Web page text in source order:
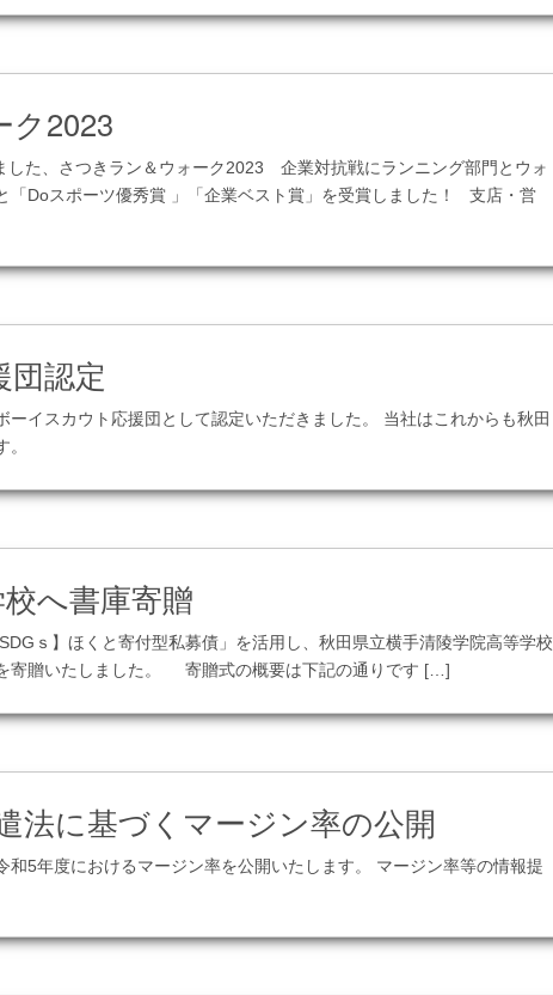
ク2023
した、さつきラン＆ウォーク2023 企業対抗戦にランニング部門とウォ
「Doスポーツ優秀賞 」「企業ベスト賞」を受賞しました！ 支店・営
認定
ーイスカウト応援団として認定いただきました。 当社はこれからも秋田
。
へ書庫寄贈
ｓ】ほくと寄付型私募債」を活用し、秋田県立横手清陵学院高等学校
寄贈いたしました。 寄贈式の概要は下記の通りです […]
法に基づくマージン率の公開
和5年度におけるマージン率を公開いたします。 マージン率等の情報提